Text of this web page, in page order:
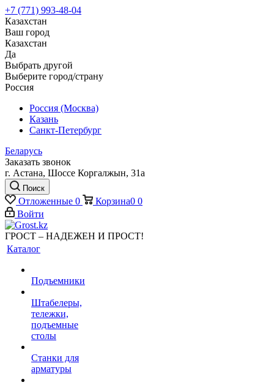
+7 (771) 993-48-04
Казахстан
Ваш город
Казахстан
Да
Выбрать другой
Выберите город/страну
Россия
Россия (Москва)
Казань
Санкт-Петербург
Беларусь
Заказать звонок
г. Астана, Шоссе Коргалжын, 31а
Поиск
Отложенные 0 Корзина0 0
Войти
ГРОСТ – НАДЕЖЕН И ПРОСТ!
Каталог
Подъемники
Штабелеры,
тележки,
подъемные
столы
Станки для
арматуры